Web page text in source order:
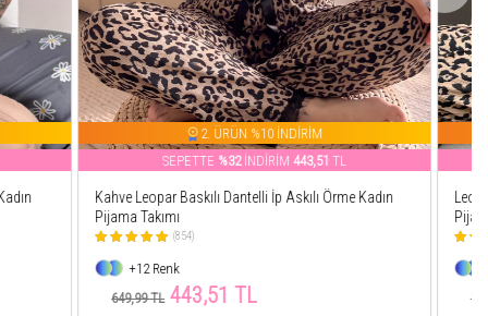
Kadın
2. ÜRÜN %10 İNDİRİM
SEPETTE%25İNDİRİM563,70
Leopar Desenli Örme Önden Düğmeli Kısa Kol Kadın
Pijama
+24 Renk
749,99 TL 563,70 TL